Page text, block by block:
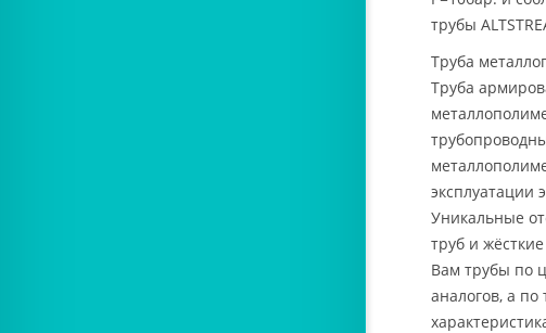
трубы
Труба
Труба
эксплуатации
Уникальные
труб и
Вам трубы по
аналогов, а